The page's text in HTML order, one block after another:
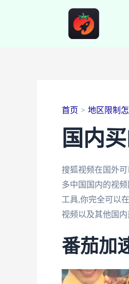
首页 地区限制
国内
搜狐视频在国外
多中国国内的视
工具,你完全可以
视频以及其他国内
番茄加